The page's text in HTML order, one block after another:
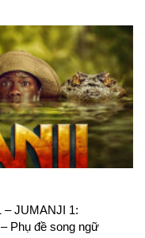
– JUMANJI 1:
Phụ đề song ngữ